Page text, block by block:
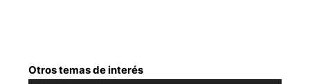
Otros temas de interés